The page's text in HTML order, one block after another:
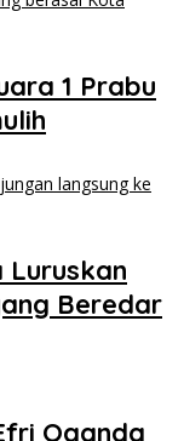
1 Prabu
Luruskan
Beredar
Oganda